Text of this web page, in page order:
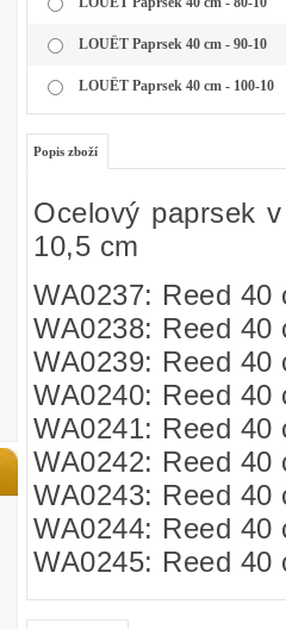
LOUËT Paprsek 40 cm - 90-10
LOUËT Paprsek 40 cm - 100-10
Popis zboží
Ocelový paprsek
10,5 cm
WA0237: Reed
WA0238: Reed
WA0239: Reed
WA0240: Reed
WA0241: Reed
WA0242: Reed
WA0243: Reed
WA0244: Reed
WA0245: Reed